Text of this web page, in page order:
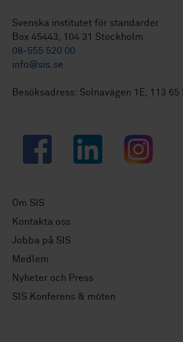
Svenska institutet för standarder
Box 45443, 104 31 Stockholm
08-555 520 00
info@sis.se
Besöksadress: Solnavägen 1E, 113
Facebook LinkedIn Instagram
Om SIS
Kontakta oss
Jobba på SIS
Medlem
Nyheter och Press
SIS Konferens & möten